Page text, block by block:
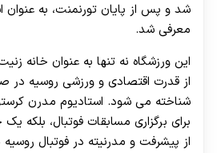
شد و پس از پایان تورنمنت، به عنوان
معرفی شد.
این ورزشگاه نه تنها به عنوان خانه
از قدرت اقتصادی و ورزشی روسیه در
شناخته می شود. استادیوم مدرن
برای برگزاری مسابقات فوتبال، بلکه
از پیشرفت و مدرنیته در فوتبال